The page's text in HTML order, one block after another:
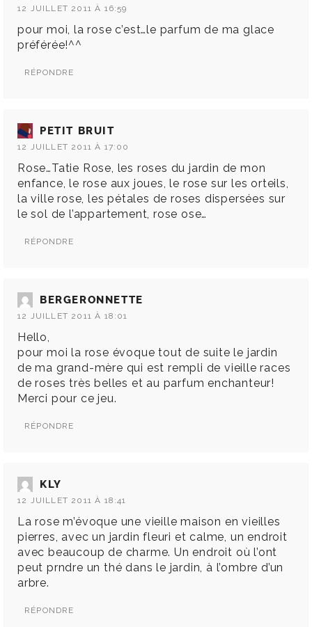
12 JUILLET 2011 À 16:59
pour moi, la rose c’est…le parfum de ma glace
préférée!^^
RÉPONDRE
PETIT BRUIT
12 JUILLET 2011 À 17:00
Rose…Tatie Rose, les roses du jardin de mon
enfance, le rose aux joues, le rose sur les orteils,
la ville rose, les pétales de roses dispersées sur
le sol de l’appartement, rose ose…
RÉPONDRE
BERGERONNETTE
12 JUILLET 2011 À 18:01
Hello,
pour moi la rose évoque tout de suite le jardin
de ma grand-mère qui est rempli de vieille races
de roses très belles et au parfum enchanteur!
Merci pour ce jeu.
RÉPONDRE
KLY
12 JUILLET 2011 À 18:41
La rose m’évoque une vieille maison en vieilles
pierres, avec un jardin fleuri et calme, un endroit
avec beaucoup de charme. Un endroit où l’ont
peut prndre un thé dans le jardin, à l’ombre d’un
arbre.
RÉPONDRE